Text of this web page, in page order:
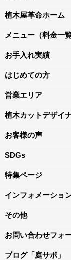
植木屋革命ホーム
メニュー（料金一覧
お手入れ実績
はじめての方
営業エリア
植木カットデザイ
お客様の声
SDGs
特集ページ
インフォメーショ
その他
お問い合わせフォ
ブログ「庭サポ」